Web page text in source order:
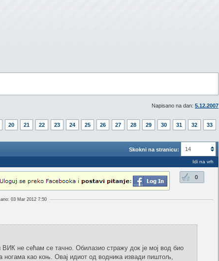
Napisano na dan: 5.12.2007
20 21 22 23 24 25 26 27 28 29 30 31 32 33
Skokni na stranicu: 14
Idi na vrh
0
03 Mar 2012 7:50
не сећам се тачно. Обилазио стражу док је мој вод био
ногама као коњ. Овај идиот од водника извади пиштољ,